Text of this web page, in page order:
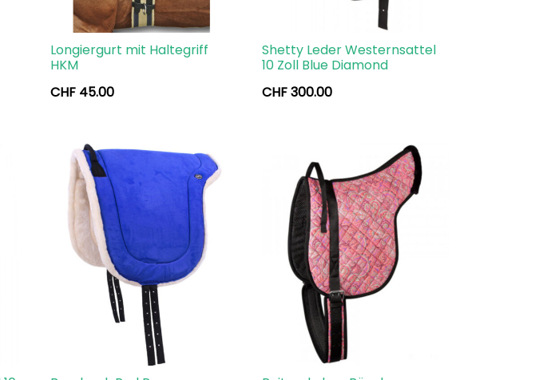
Longiergurt mit Haltegriff
HKM
CHF 45.00
Shetty Leder Westernsattel
10 Zoll Blue Diamond
CHF300.00